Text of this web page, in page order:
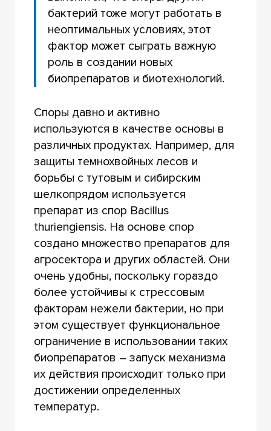
бактерий тоже могут работать в
неоптимальных условиях, этот
фактор может сыграть важную
роль в создании новых
биопрепаратов и биотехнологий.
Споры давно и активно
используются в качестве основы в
различных продуктах. Например, для
защиты темнохвойных лесов и
борьбы с тутовым и сибирским
шелкопрядом используется
препарат из спор Bacillus
thuriengiensis. На основе спор
создано множество препаратов для
агросектора и других областей. Они
очень удобны, поскольку гораздо
более устойчивы к стрессовым
факторам нежели бактерии, но при
этом существует функциональное
ограничение в использовании таких
биопрепаратов – запуск механизма
их действия происходит только при
достижении определенных
температур.